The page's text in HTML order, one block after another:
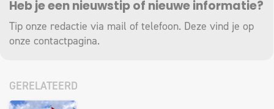
Heb je een nieuwstip of nieuwe informatie?
Tip onze redactie via mail of telefoon. Deze vind je op
onze contactpagina.
GERELATEERD